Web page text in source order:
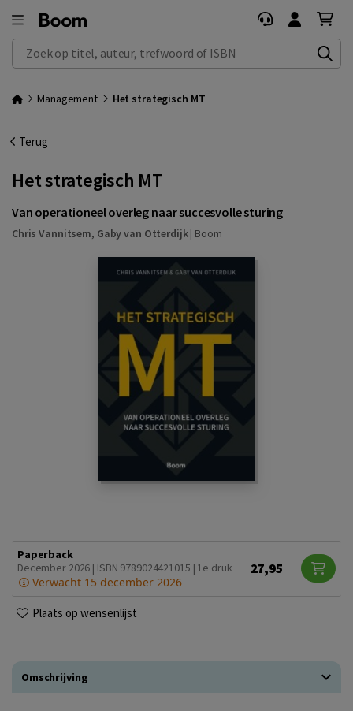
Zoek op titel, auteur, trefwoord of ISBN
Management Het strategisch MT
Terug
Het strategisch MT
Van operationeel overleg naar succesvolle sturing
Chris Vannitsem, Gaby van Otterdijk| Boom
Paperback
December 2026 | ISBN 9789024421015 | 1e druk
Verwacht 15 december 2026
27,95
Plaats op wensenlijst
Omschrijving